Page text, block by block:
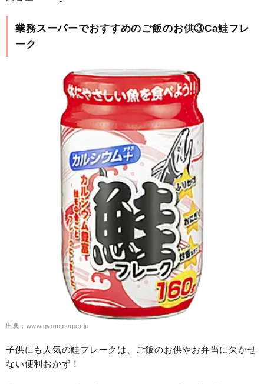
業務スーパーでおすすめのご飯のお供③Ca鮭フレ
ーク
出典：www.gyomusuper.jp
子供にも人気の鮭フレークは、ご飯のお供やお弁当に欠かせ
ない便利おかず！